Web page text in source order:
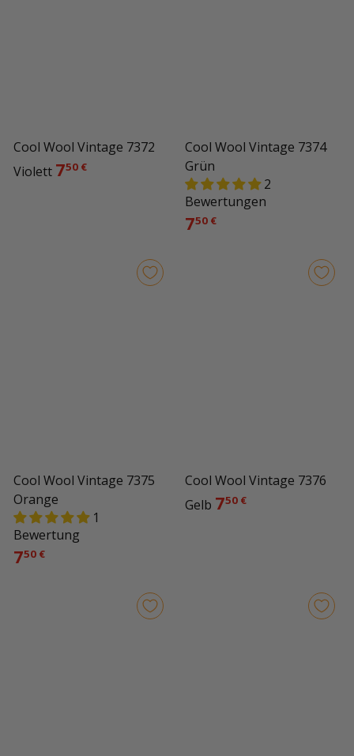
Cool Wool Vintage 7372
Violett 750 €
Cool Wool Vintage 7374
Grün
2
Bewertungen
750 €
Cool Wool Vintage 7375
Orange
1
Bewertung
750 €
Cool Wool Vintage 7376
Gelb 750 €